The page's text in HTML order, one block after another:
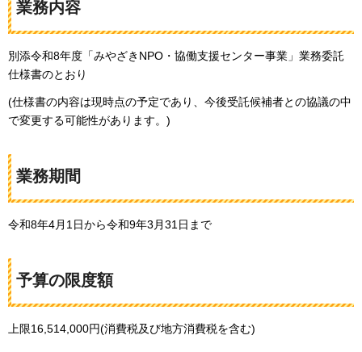
業務内容
別添令和8年度「みやざきNPO・協働支援センター事業」業務委託
仕様書のとおり
(仕様書の内容は現時点の予定であり、今後受託候補者との協議の中
で変更する可能性があります。)
業務期間
令和8年4月1日から令和9年3月31日まで
予算の限度額
上限16,514,000円(消費税及び地方消費税を含む)